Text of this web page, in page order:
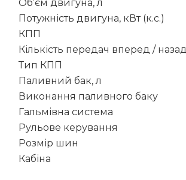
Об’єм двигуна, л
Потужність двигуна, кВт (к.с.)
КПП
Кількість передач вперед / назад
Тип КПП
Паливний бак, л
Виконання паливного баку
Гальмівна система
Рульове керування
Розмір шин
Кабіна